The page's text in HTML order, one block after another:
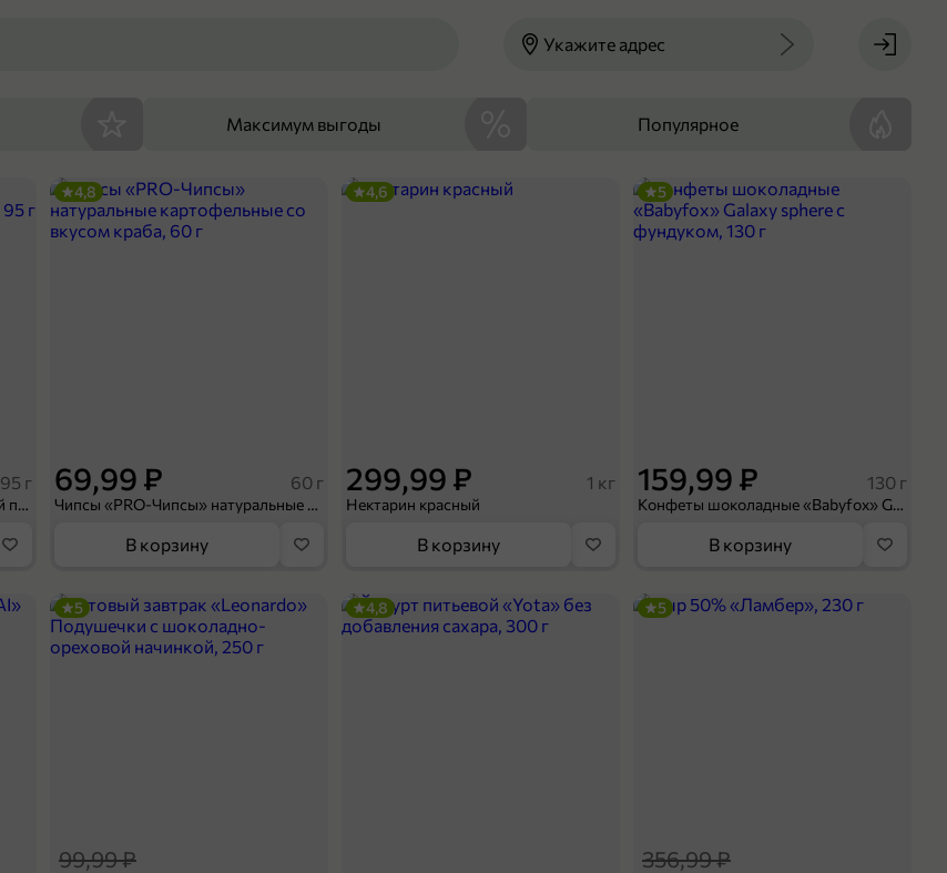
Укажите адрес
Максимум выгоды Популярное
95 г
Мороженое «Medino» ванильный пломбир в рожке, 95 г
69,99 ₽ 60 г
Чипсы «PRO-Чипсы» натуральные картофельные со вкусом краба, 60 г
4,8
В корзину
299,99 ₽ 1 кг
Нектарин красный
4,6
В корзину
159,99 ₽ 130 г
Конфеты шоколадные «Babyfox» Galaxy sphere с фундуком, 130 г
5
В корзину
99,99 ₽
5 4,8
356,99 ₽
5